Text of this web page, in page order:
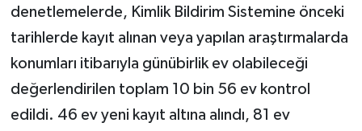
denetlemelerde, Kimlik Bildirim Sistemine önceki
tarihlerde kayıt alınan veya yapılan araştırmalarda
konumları itibarıyla günübirlik ev olabileceği
değerlendirilen toplam 10 bin 56 ev kontrol
edildi. 46 ev yeni kayıt altına alındı, 81 ev